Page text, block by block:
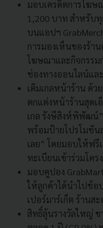
มอบเครดิตการโฆษ
1,200 บาท สำหรับ
บนแอปฯ
การมองเห็นของร้
โฆษณาและกิจกรรม
ช่องทางออนไลน์แล
เติมเกลหน้าร้าน ด้
ตกแต่งหน้าร้านสุดเ
เกล รังษีสิงห์พิพัฒน์
พร้อมป้ายโปรโมชัน
เลย” โดยมอบให้ฟรี
ทะเบียนเข้าร่วมโคร
มอบคูปอง
ให้ลูกค้าได้นำไปช้
เปอร์มาร์เก็ต ร้านส
สิทธิ์ลุ้นรางวัลใหญ่ ข